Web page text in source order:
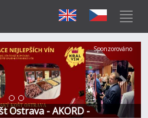
Ostrava - AKORD -
Další
Sponzorováno